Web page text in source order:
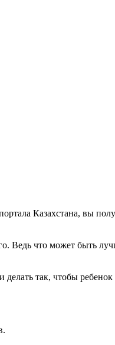
Казахстана, вы
Ведь что может быть
так, чтобы ребенок